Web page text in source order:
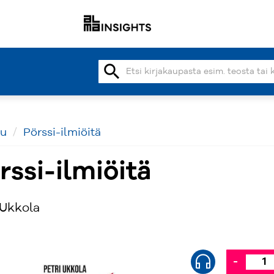
search
Pörssi-ilmiöitä
ilmiöitä
-